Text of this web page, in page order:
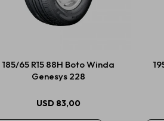
185/65 R15 88H Boto Winda
Genesys 228
USD 83,00